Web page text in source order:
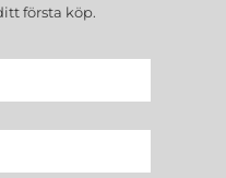
första köp.